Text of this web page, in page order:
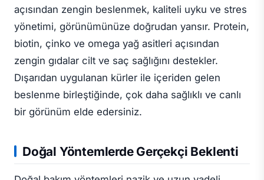
açısından zengin beslenmek, kaliteli uyku ve stres
yönetimi, görünümünüze doğrudan yansır. Protein,
biotin, çinko ve omega yağ asitleri açısından
zengin gıdalar cilt ve saç sağlığını destekler.
Dışarıdan uygulanan kürler ile içeriden gelen
beslenme birleştiğinde, çok daha sağlıklı ve canlı
bir görünüm elde edersiniz.
Doğal Yöntemlerde Gerçekçi Beklenti